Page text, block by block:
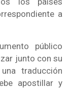
a
público
junto con su
traducción
apostillar y